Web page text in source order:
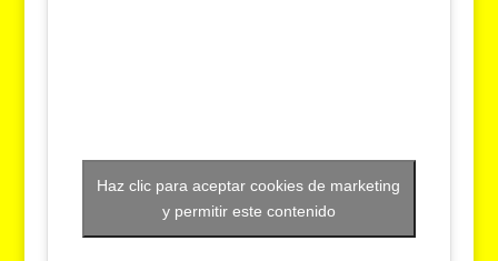
Haz clic para aceptar cookies de marketing
y permitir este contenido